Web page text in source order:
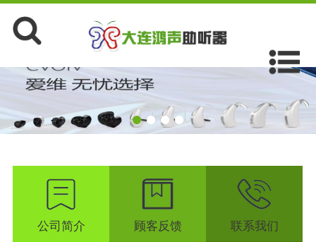
公司简介 顾客反馈 联系我们